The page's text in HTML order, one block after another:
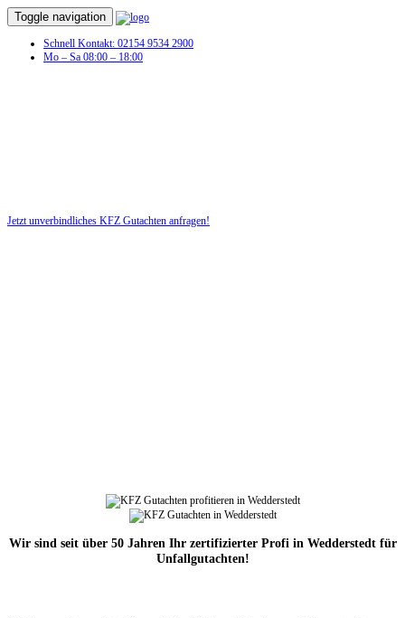
Toggle navigation
Schnell Kontakt: 02154 9534 2900
Mo – Sa 08:00 – 18:00
Jetzt unverbindliches KFZ Gutachten anfragen!
Wir sind seit über 50 Jahren Ihr zertifizierter Profi in Wedderstedt für
Unfallgutachten!